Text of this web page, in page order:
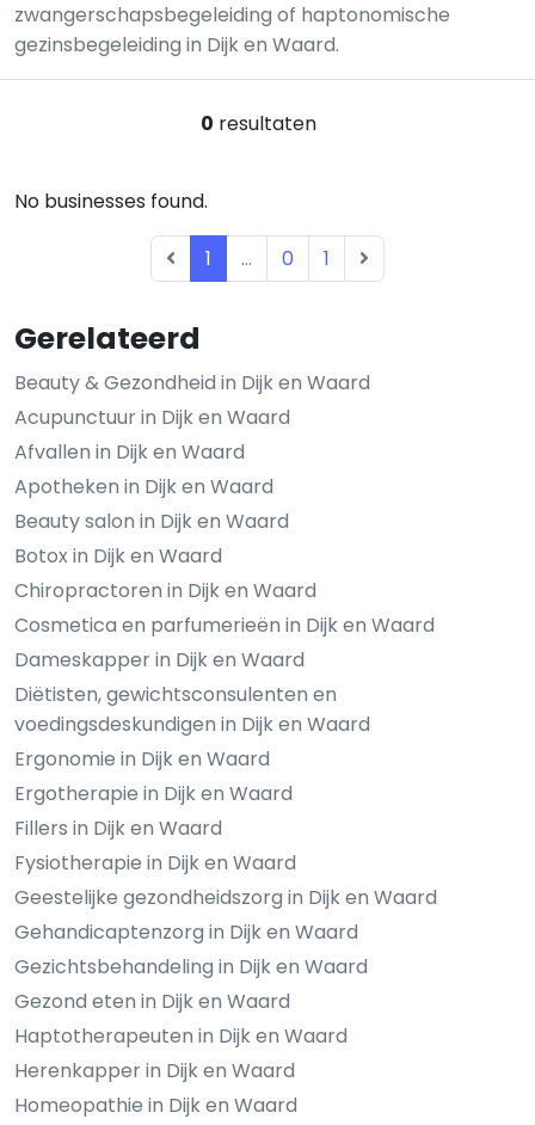
zwangerschapsbegeleiding of haptonomische
gezinsbegeleiding in Dijk en Waard.
Gerelateerd
Beauty & Gezondheid in Dijk en Waard
Acupunctuur in Dijk en Waard
Afvallen in Dijk en Waard
Apotheken in Dijk en Waard
Beauty salon in Dijk en Waard
Botox in Dijk en Waard
Chiropractoren in Dijk en Waard
Cosmetica en parfumerieën in Dijk en Waard
Dameskapper in Dijk en Waard
Diëtisten, gewichtsconsulenten en
voedingsdeskundigen in Dijk en Waard
Ergonomie in Dijk en Waard
Ergotherapie in Dijk en Waard
Fillers in Dijk en Waard
Fysiotherapie in Dijk en Waard
Geestelijke gezondheidszorg in Dijk en Waard
Gehandicaptenzorg in Dijk en Waard
Gezichtsbehandeling in Dijk en Waard
Gezond eten in Dijk en Waard
Haptotherapeuten in Dijk en Waard
Herenkapper in Dijk en Waard
Homeopathie in Dijk en Waard
0 resultaten
No businesses found.
1 ... 0 1